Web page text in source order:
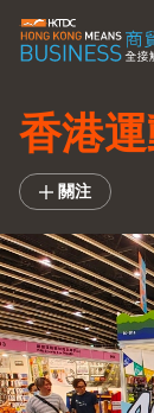
香港
關注